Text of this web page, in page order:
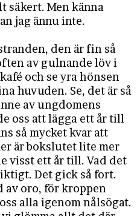
säkert. Men känna
jag ännu inte.
den är fin så
av gulnande löv i
och se yra hönsen
huvuden. Se, det är så
av ungdomens
oss att lägga ett år till
så mycket kvar att
är bokslutet lite mer
visst ett år till. Vad det
Det gick så fort.
av oro, för kroppen
alla igenom nålsögat.